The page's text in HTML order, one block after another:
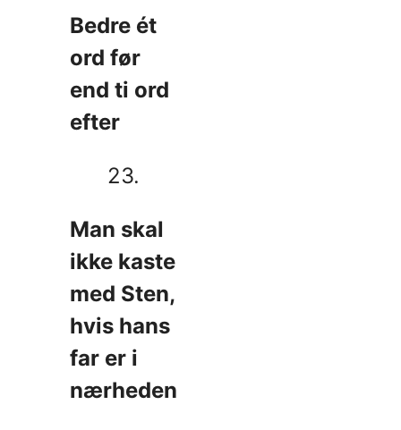
Bedre ét
ord før
end ti ord
efter
23.
Man skal
ikke kaste
med Sten,
hvis hans
far er i
nærheden